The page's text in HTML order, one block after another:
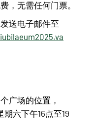
，无需任何门票。
送电子邮件至
广场的位置，
六下午16点至19